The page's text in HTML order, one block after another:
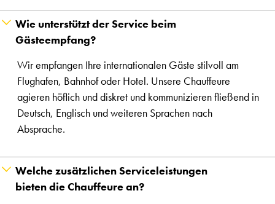
Wie unterstützt der Service beim
Gästeempfang?
Wir empfangen Ihre internationalen Gäste stilvoll am
Flughafen, Bahnhof oder Hotel. Unsere Chauffeure
agieren höflich und diskret und kommunizieren fließend in
Deutsch, Englisch und weiteren Sprachen nach
Absprache.
Welche zusätzlichen Serviceleistungen
bieten die Chauffeure an?